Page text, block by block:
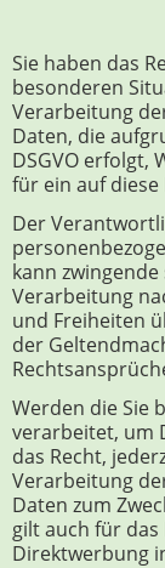
Sie haben das
besonderen
Verarbeitung
Daten, die
DSGVO erfolgt,
für ein auf
Der
kann
Verarbeitung
und Freiheiten
der
Werden die Sie
verarbeitet, um
das Recht,
Verarbeitung
Daten zum
gilt auch für
Direktwerbung